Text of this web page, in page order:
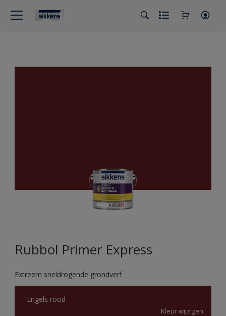
Rubbol Primer Express
Extreem sneldrogende grondverf
Engels rood
Kleur wijzigen